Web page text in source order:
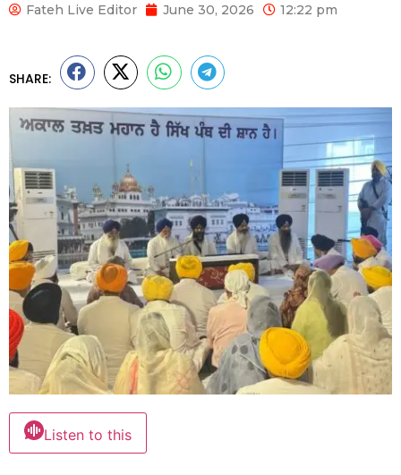
Fateh Live Editor June 30, 2026 12:22 pm
SHARE:
Listen to this